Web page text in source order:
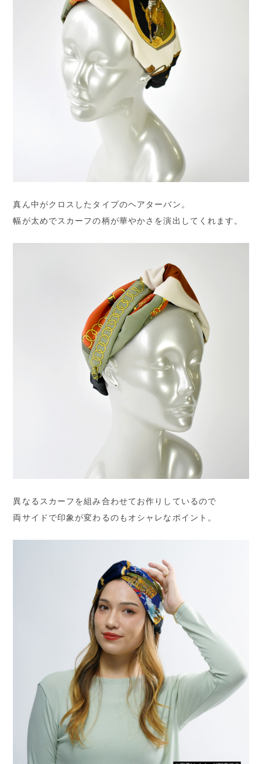
真ん中がクロスしたタイプのヘアターバン。
幅が太めでスカーフの柄が華やかさを演出してくれます。
異なるスカーフを組み合わせてお作りしているので
両サイドで印象が変わるのもオシャレなポイント。